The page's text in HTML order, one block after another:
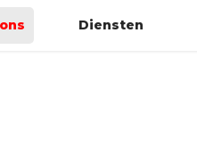
Diensten